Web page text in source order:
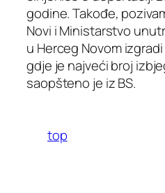
godine. Takođe,
Novi i Ministarstvo
u Herceg Novom
gdje je najveći broj
saopšteno je iz BS.
top